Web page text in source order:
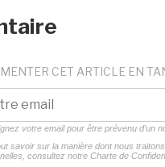
CET ARTICLE EN
votre email pour être prévenu d'un
savoir sur la manière dont nous
consultez notre Charte de